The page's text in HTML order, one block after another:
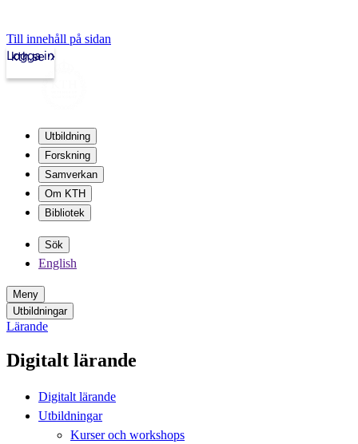
Till innehåll på sidan
kth.se
Logga in
Utbildning
Forskning
Samverkan
Om KTH
Bibliotek
Sök
English
Meny
Utbildningar
Lärande
Digitalt lärande
Digitalt lärande
Utbildningar
Kurser och workshops